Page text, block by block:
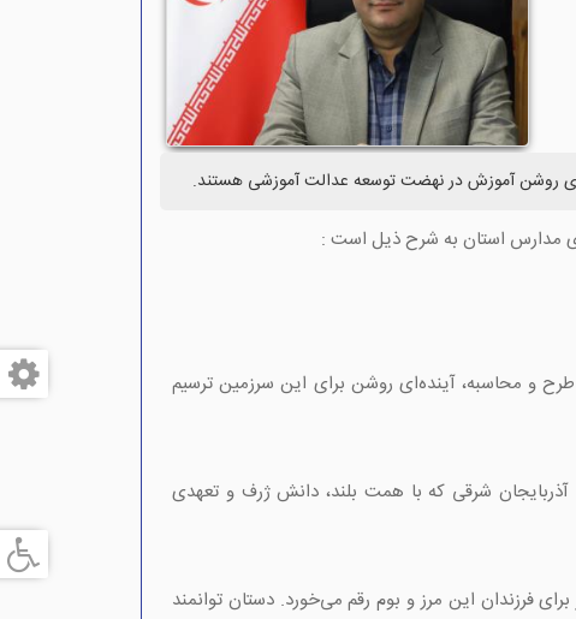
روشن آموزش در نهضت توسعه عدالت آموزشی هستند.
مدارس استان به شرح ذیل است :
و محاسبه، آینده‌ای روشن برای این سرزمین ترسیم
شرقی که با همت بلند، دانش ژرف و تعهدی
فرزندان این مرز و بوم رقم می‌خورد. دستان توانمند